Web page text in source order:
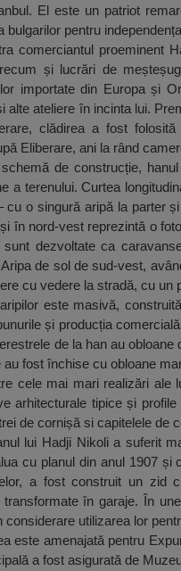
El este un patriot
bulgarilor pentru
comerciantul proeminent
și lucrări de
importate din Europa și
alte ateliere în incinta lui.
clădirea a fost
Eliberare, ani la rând
de construcție,
a terenului. Curtea
cu o singură aripă la parter
în nord-vest reprezintă o
dezvoltate ca
de sol de sud-vest,
cu vedere la stradă, cu un
este masivă,
și producția
de la han au
au fost închise cu obloane
cele mai mari realizări
arhitecturale tipice și
de cornișă si capitelele de
lui Hadji Nikoli a suferit
cu planul din anul 1907 și
a fost construit un zid
în garaje. În
considerare utilizarea lor
este amenajată pentru
a fost asigurată de